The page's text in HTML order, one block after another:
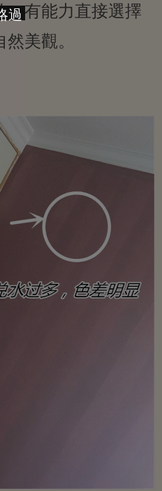
。有能力直接選擇
美觀。
過